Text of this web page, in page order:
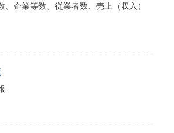
、企業等数、従業者数、売上（収入）